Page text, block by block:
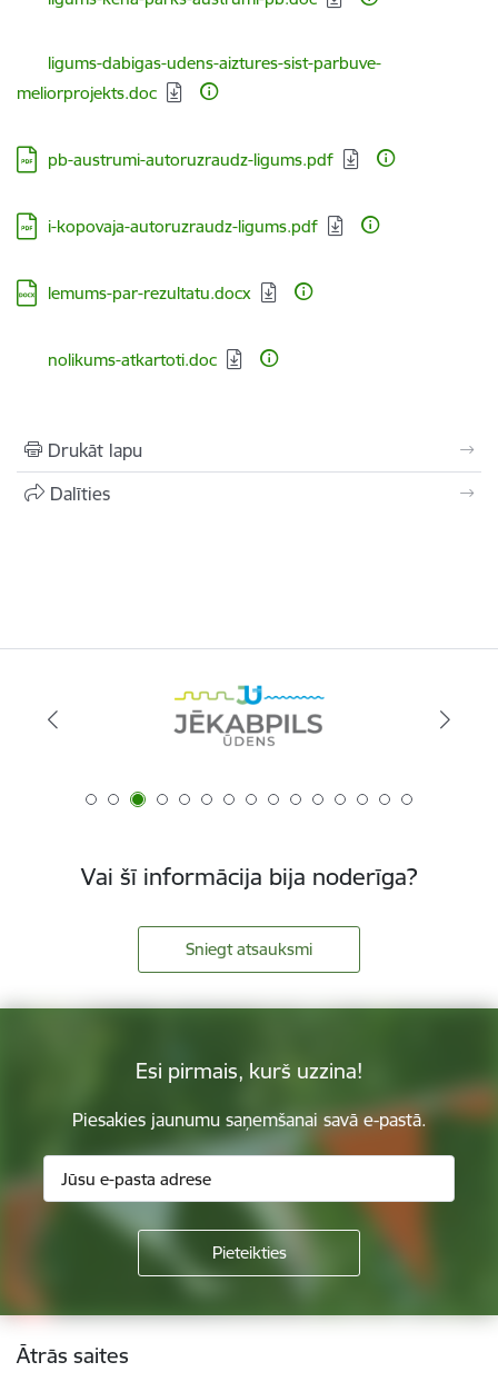
Lejupielādēt:
ligums-dabigas-udens-aiztures-sist-parbuve-
meliorprojekts.doc
Lejupielādēt:
pb-austrumi-autoruzraudz-ligums.pdf
Lejupielādēt:
i-kopovaja-autoruzraudz-ligums.pdf
Lejupielādēt:
lemums-par-rezultatu.docx
Lejupielādēt:
nolikums-atkartoti.doc
Drukāt lapu
Dalīties
Vai šī informācija bija noderīga?
Sniegt atsauksmi
Esi pirmais, kurš uzzina!
Piesakies jaunumu saņemšanai savā e-pastā.
Kājene
Ātrās saites